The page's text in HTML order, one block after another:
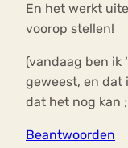
En het werkt
voorop stellen!
(vandaag ben ik
geweest, en dat
dat het nog kan
Beantwoorden